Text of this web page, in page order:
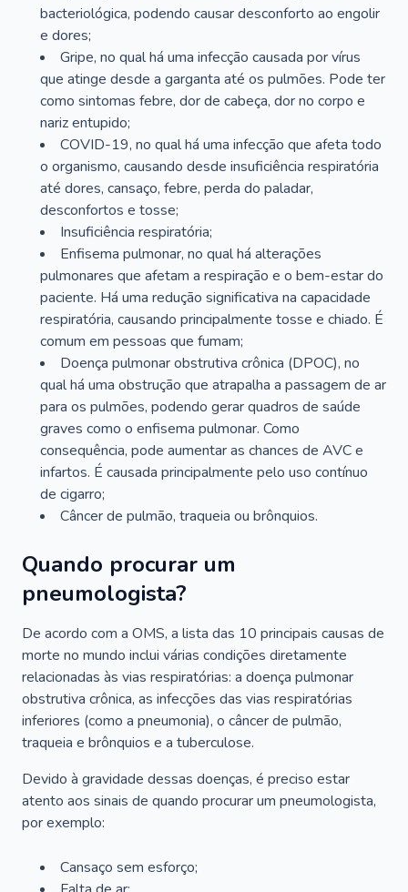
bacteriológica, podendo causar desconforto ao engolir
e dores;
Gripe, no qual há uma infecção causada por vírus
que atinge desde a garganta até os pulmões. Pode ter
como sintomas febre, dor de cabeça, dor no corpo e
nariz entupido;
COVID-19, no qual há uma infecção que afeta todo
o organismo, causando desde insuficiência respiratória
até dores, cansaço, febre, perda do paladar,
desconfortos e tosse;
Insuficiência respiratória;
Enfisema pulmonar, no qual há alterações
pulmonares que afetam a respiração e o bem-estar do
paciente. Há uma redução significativa na capacidade
respiratória, causando principalmente tosse e chiado. É
comum em pessoas que fumam;
Doença pulmonar obstrutiva crônica (DPOC), no
qual há uma obstrução que atrapalha a passagem de ar
para os pulmões, podendo gerar quadros de saúde
graves como o enfisema pulmonar. Como
consequência, pode aumentar as chances de AVC e
infartos. É causada principalmente pelo uso contínuo
de cigarro;
Câncer de pulmão, traqueia ou brônquios.
Quando procurar um
pneumologista?
De acordo com a OMS, a lista das 10 principais causas de
morte no mundo inclui várias condições diretamente
relacionadas às vias respiratórias: a doença pulmonar
obstrutiva crônica, as infecções das vias respiratórias
inferiores (como a pneumonia), o câncer de pulmão,
traqueia e brônquios e a tuberculose.
Devido à gravidade dessas doenças, é preciso estar
atento aos sinais de quando procurar um pneumologista,
por exemplo:
Cansaço sem esforço;